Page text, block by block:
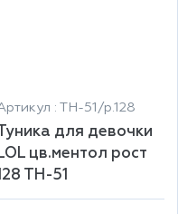
: ТН-51/р.128
Туника для девочки
цв.ментол рост
ТН-51